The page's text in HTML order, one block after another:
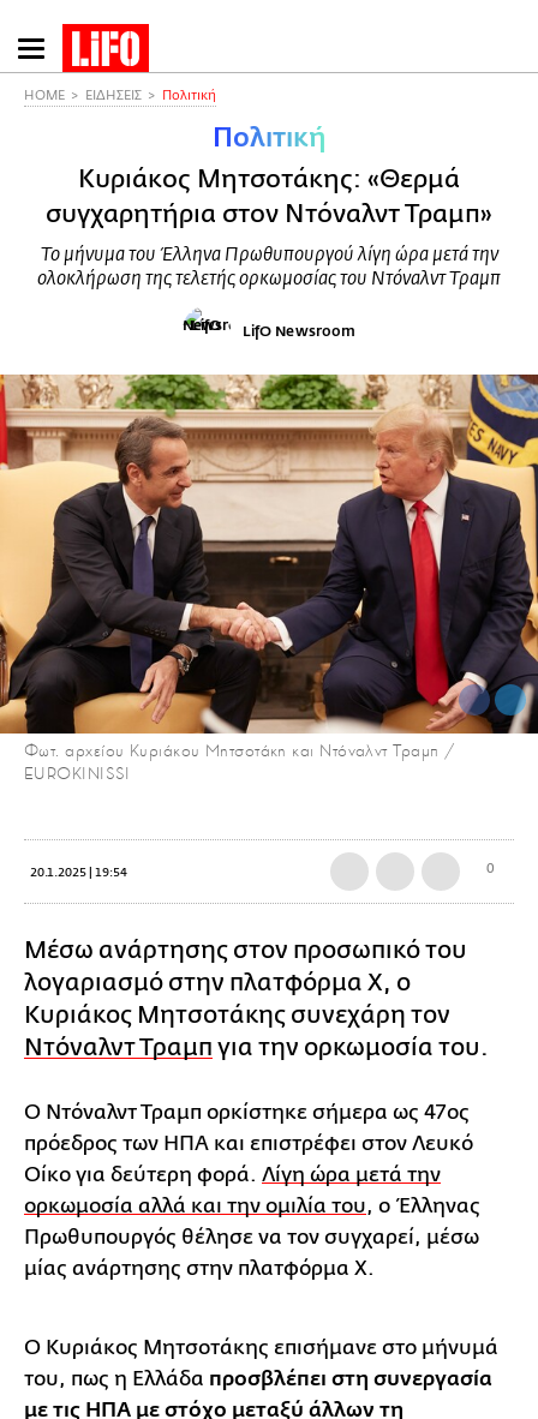
Παράκαμψη
προς
HOME ΕΙΔΗΣΕΙΣ Πολιτική
Πολιτική
Κυριάκος Μητσοτάκης: «Θερμά
συγχαρητήρια στον Ντόναλντ Τραμπ»
Το μήνυμα του Έλληνα Πρωθυπουργού λίγη ώρα μετά την
ολοκλήρωση της τελετής ορκωμοσίας του Ντόναλντ Τραμπ
LifO Newsroom
Φωτ. αρχείου Κυριάκου Μητσοτάκη και Ντόναλντ Τραμπ /
EUROKINISSI
20.1.2025 | 19:54 0
Μέσω ανάρτησης στον προσωπικό του
λογαριασμό στην πλατφόρμα Χ, ο
Κυριάκος Μητσοτάκης συνεχάρη τον
Ντόναλντ Τραμπ για την ορκωμοσία του.
Ο Ντόναλντ Τραμπ ορκίστηκε σήμερα ως 47ος
πρόεδρος των ΗΠΑ και επιστρέφει στον Λευκό
Οίκο για δεύτερη φορά. Λίγη ώρα μετά την
ορκωμοσία αλλά και την ομιλία του, ο Έλληνας
Πρωθυπουργός θέλησε να τον συγχαρεί, μέσω
μίας ανάρτησης στην πλατφόρμα Χ.
Ο Κυριάκος Μητσοτάκης επισήμανε στο μήνυμά
του, πως η Ελλάδα προσβλέπει στη συνεργασία
με τις ΗΠΑ με στόχο μεταξύ άλλων τη